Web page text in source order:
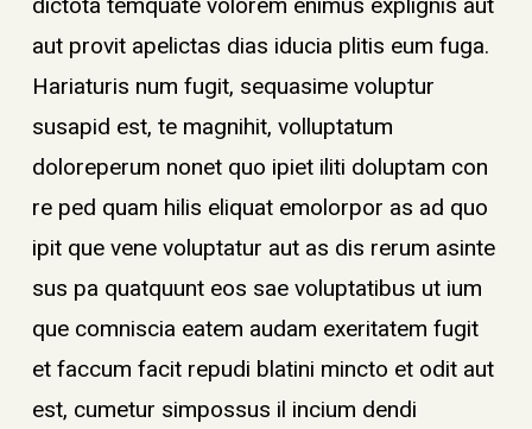
aut provit apelictas dias iducia plitis eum fuga.
Hariaturis num fugit, sequasime voluptur
susapid est, te magnihit, volluptatum
doloreperum nonet quo ipiet iliti doluptam con
re ped quam hilis eliquat emolorpor as ad quo
ipit que vene voluptatur aut as dis rerum asinte
sus pa quatquunt eos sae voluptatibus ut ium
que comniscia eatem audam exeritatem fugit
et faccum facit repudi blatini mincto et odit aut
est, cumetur simpossus il incium dendi